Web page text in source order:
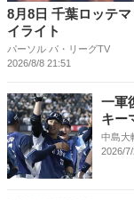
8月8日 千葉ロッテ
イライト
パーソル パ・リーグTV
2026/8/8 21:51
一軍
キー
中島大
2026/